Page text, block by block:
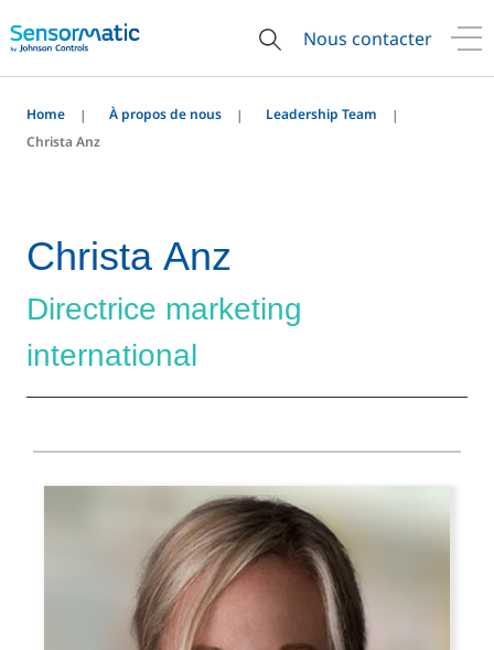
Nous contacter
Home À propos de nous
Leadership Team
Christa Anz
Christa Anz
Directrice marketing
international